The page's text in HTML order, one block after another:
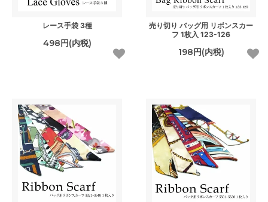
レース手袋 3種
498円(内税)
売り切り バッグ用 リボンスカー
フ 1枚入 123-126
198円(内税)